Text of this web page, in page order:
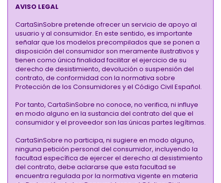
AVISO LEGAL
CartaSinSobre pretende ofrecer un servicio de apoyo al
usuario y al consumidor. En este sentido, es importante
señalar que los modelos precompilados que se ponen a
disposición del consumidor son meramente ilustrativos y
tienen como única finalidad facilitar el ejercicio de su
derecho de desistimiento, devolución o suspensión del
contrato, de conformidad con la normativa sobre
Protección de los Consumidores y el Código Civil Español.
Por tanto, CartaSinSobre no conoce, no verifica, ni influye
en modo alguno en la sustancia del contrato del que el
consumidor y el proveedor son las únicas partes legítimas.
CartaSinSobre no participa, ni sugiere en modo alguno,
ninguna petición personal del consumidor, incluyendo la
facultad específica de ejercer el derecho al desistimiento
del contrato, debe aclararse que esta facultad se
encuentra regulada por la normativa vigente en materia